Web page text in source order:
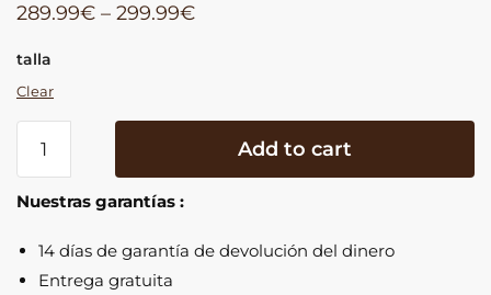
289.99€ – 299.99€
talla
Clear
Cowboy
y
Add to cart
Nuestras garantías :
14 días de garantía de devolución del dinero
Entrega gratuita